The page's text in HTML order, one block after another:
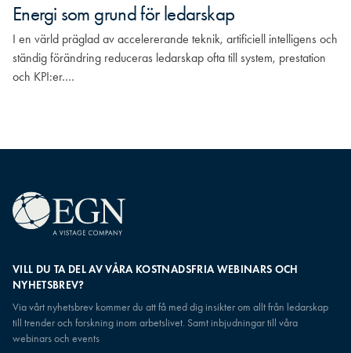
Energi som grund för ledarskap
I en värld präglad av accelererande teknik, artificiell intelligens och
ständig förändring reduceras ledarskap ofta till system, prestation
och KPI:er.…
VILL DU TA DEL AV VÅRA KOSTNADSFRIA WEBINARS OCH
NYHETSBREV?
Via vårt nyhetsbrev kommer du att få med dig insikter om allt från ledarskap
till trender och forskning inom arbetslivet. Samt inbjudningar till våra
webinars och events